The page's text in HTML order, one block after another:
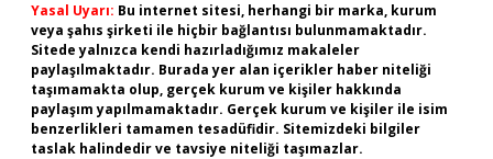
Yasal Uyarı: Bu internet sitesi, herhangi bir marka, kurum
veya şahıs şirketi ile hiçbir bağlantısı bulunmamaktadır.
Sitede yalnızca kendi hazırladığımız makaleler
paylaşılmaktadır. Burada yer alan içerikler haber niteliği
taşımamakta olup, gerçek kurum ve kişiler hakkında
paylaşım yapılmamaktadır. Gerçek kurum ve kişiler ile isim
benzerlikleri tamamen tesadüfidir. Sitemizdeki bilgiler
taslak halindedir ve tavsiye niteliği taşımazlar.